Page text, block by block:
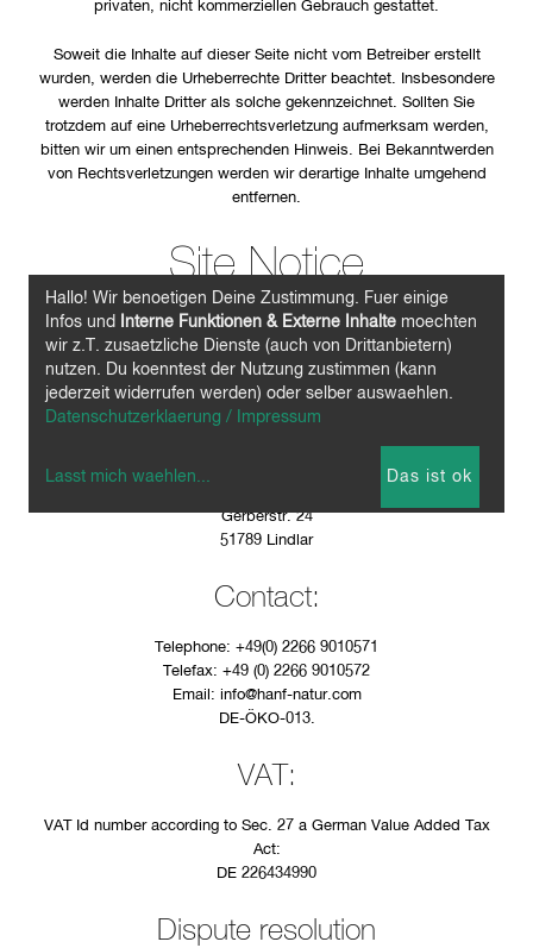
privaten, nicht kommerziellen Gebrauch gestattet.
Soweit die Inhalte auf dieser Seite nicht vom Betreiber erstellt
wurden, werden die Urheberrechte Dritter beachtet. Insbesondere
werden Inhalte Dritter als solche gekennzeichnet. Sollten Sie
trotzdem auf eine Urheberrechtsverletzung aufmerksam werden,
bitten wir um einen entsprechenden Hinweis. Bei Bekanntwerden
von Rechtsverletzungen werden wir derartige Inhalte umgehend
entfernen.
Site Notice
Information provided according to
Sec. 5 German Telemedia Act
(TMG):
Gerberstr. 24
51789 Lindlar
Contact:
Telephone: +49(0) 2266 9010571
Telefax: +49 (0) 2266 9010572
Email: info@hanf-natur.com
DE-ÖKO-013.
VAT:
VAT Id number according to Sec. 27 a German Value Added Tax
Act:
DE 226434990
Dispute resolution
Hallo! Wir benoetigen Deine Zustimmung. Fuer einige
Infos und
Interne Funktionen & Externe Inhalte moechten
wir z.T. zusaetzliche Dienste (auch von Drittanbietern)
nutzen. Du koenntest der Nutzung zustimmen (kann
jederzeit widerrufen werden) oder selber auswaehlen.
Datenschutzerklaerung / Impressum
Lasst mich waehlen Das ist ok